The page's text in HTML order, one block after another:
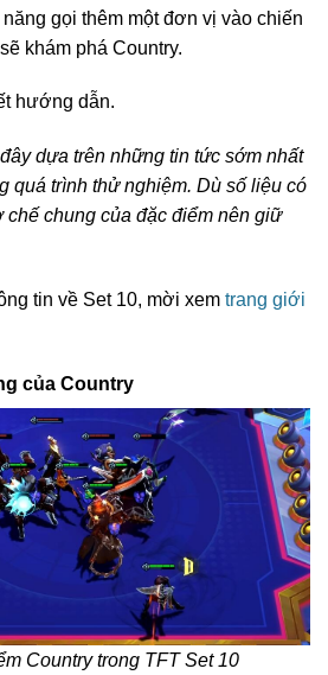
gọi thêm một đơn vị vào chiến
khám phá Country.
hướng dẫn.
dựa trên những tin tức sớm nhất
quá trình thử nghiệm. Dù số liệu có
chế chung của đặc điểm nên giữ
tin về Set 10, mời xem trang giới
của Country
Country trong TFT Set 10